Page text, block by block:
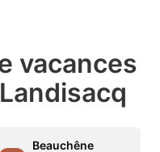
vacances
Beauchêne